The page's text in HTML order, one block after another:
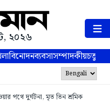
২০২৬
বিনোদনব্যবসাসম্পাদকীয়
পথে দুর্ঘটনা, মৃত তিন শ্রমিক